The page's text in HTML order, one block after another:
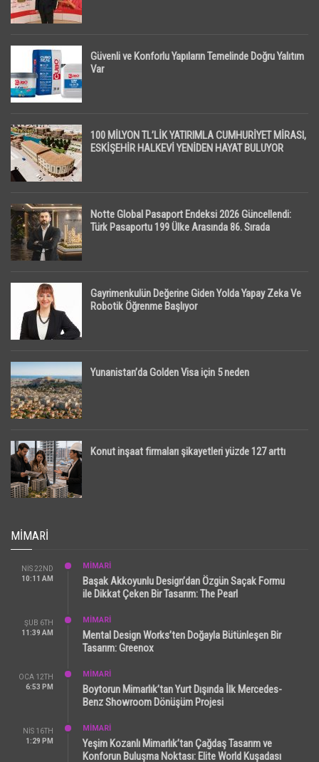
Güvenli ve Konforlu Yapıların Temelinde Doğru Yalıtım
Var
100 MİLYON TL’LİK YATIRIMLA CUMHURİYET MİRASI,
ESKİŞEHİR HALKEVİ YENİDEN HAYAT BULUYOR
Notte Global Pasaport Endeksi 2026 Güncellendi:
Türk Pasaportu 199 Ülke Arasında 86. Sırada
Gayrimenkulün Değerine Giden Yolda Yapay Zeka Ve
Robotik Öğrenme Başlıyor
Yunanistan’da Golden Visa için 5 neden
Konut inşaat firmaları şikayetleri yüzde 127 arttı
MIMARI
NIS 22ND
10:11 AM
MİMARİ
Başak Akkoyunlu Design’dan Özgün Saçak Formu
ile Dikkat Çeken Bir Tasarım: The Pearl
ŞUB 6TH
11:39 AM
MİMARİ
Mental Design Works’ten Doğayla Bütünleşen Bir
Tasarım: Greenox
OCA 12TH
6:53 PM
MİMARİ
Boytorun Mimarlık’tan Yurt Dışında İlk Mercedes-
Benz Showroom Dönüşüm Projesi
NIS 16TH
1:29 PM
MİMARİ
Yeşim Kozanlı Mimarlık’tan Çağdaş Tasarım ve
Konforun Buluşma Noktası: Elite World Kuşadası